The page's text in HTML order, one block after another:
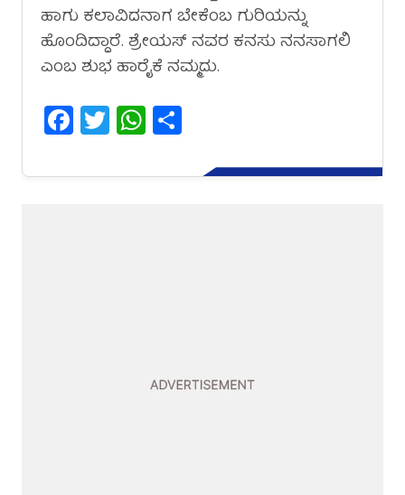
ಹಾಗು ಕಲಾವಿದನಾಗ ಬೇಕೆಂಬ ಗುರಿಯನ್ನು
ಹೊಂದಿದ್ದಾರೆ. ಶ್ರೇಯಸ್ ನವರ ಕನಸು ನನಸಾಗಲಿ
ಎಂಬ ಶುಭ ಹಾರೈಕೆ ನಮ್ಮದು.
Facebook
TwitterWhatsApp